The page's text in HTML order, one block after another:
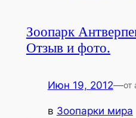
Зоопарк
Отзыв и фото.
Июн 19, 2012—от
в Зоопарки мира